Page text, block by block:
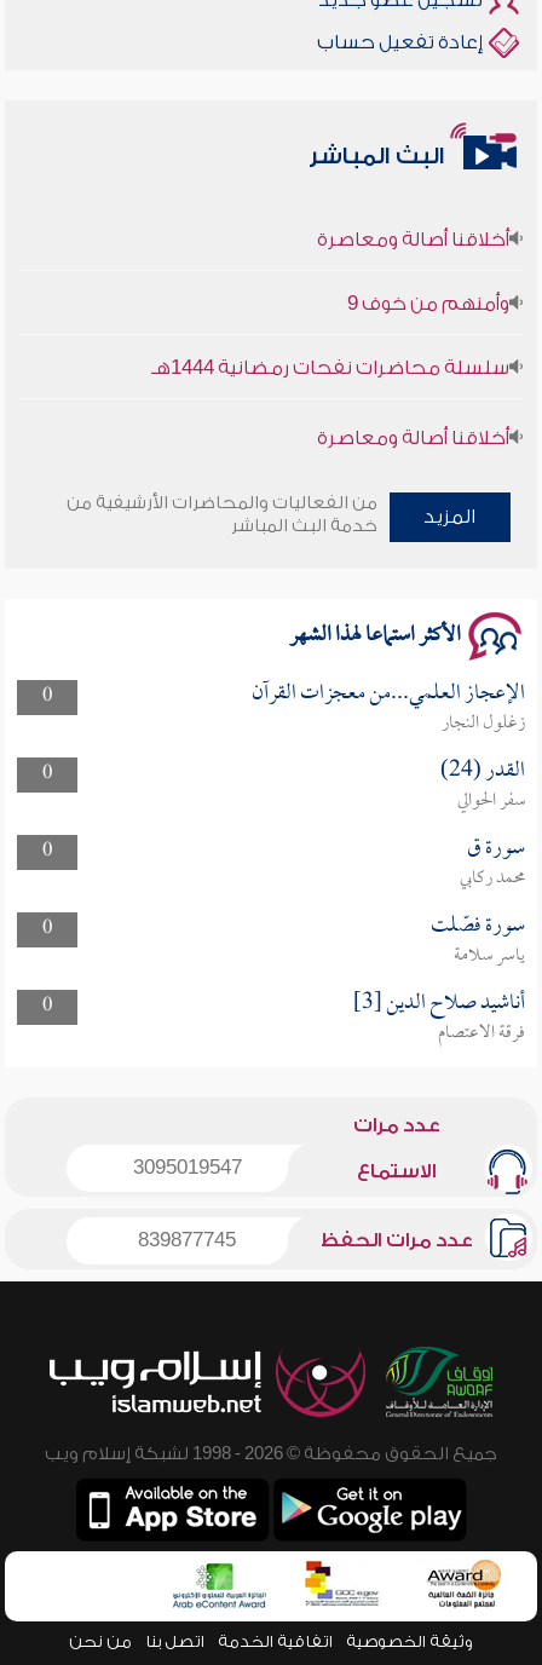
إعادة تفعيل حساب
البث المباشر
سلسلة محاضرات نفحات رمضانية 1444هـ
المزيد
من الفعاليات والمحاضرات الأرشيفية من
خدمة البث المباشر
الأكثر استماعا لهذا الشهر
0 الإعجاز العلمي...من معجزات القرآن
زغلول النجار
0
القدر (24)
سفر الحوالي
0
سورة ق
محمد ركابي
0
سورة فصّلت
ياسر سلامة
0
أناشيد صلاح الدين [3]
فرقة الاعتصام
عدد مرات
الاستماع 3095019547
عدد مرات الحفظ 839877745
جميع الحقوق محفوظة © 2026 - 1998 لشبكة إسلام ويب
وثيقة الخصوصية اتفاقية الخدمة اتصل بنا من نحن